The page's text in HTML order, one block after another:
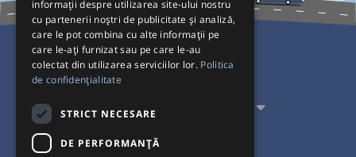
Pentru Călători
Pentru Transportatori
Interacționăm
informații despre utilizarea site-ului nostru
cu partenerii noștri de publicitate și analiză,
care le pot combina cu alte informații pe
care le-ați furnizat sau pe care le-au
colectat din utilizarea serviciilor lor. Politica
de confidențialitate
STRICT NECESARE
DE PERFORMANȚĂ